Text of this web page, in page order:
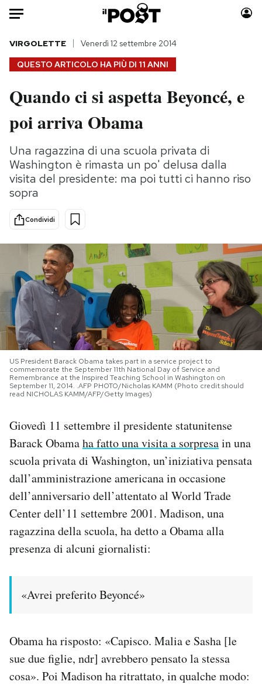
Auto
HOME
Italia
Politica
Tecnologia
Internet
Scienza
Cultura
Economia
Moda
Storie/Idee
Ok Boomer!
Media
PODCAST
NEWSLETTER
I MIEI PREFERITI
CALENDARIO
AREA PERSONALE
Area Personale
Newsletter
Notifiche mobile
Regala il Post
QUESTO ARTICOLO HA PIÙ DI 11 ANNI
VIRGOLETTE Venerdì 12 settembre 2014
Quando ci si aspetta Beyoncé, e
poi arriva Obama
Una ragazzina di una scuola privata di
Washington è rimasta un po' delusa dalla
visita del presidente: ma poi tutti ci hanno riso
sopra
Condividi
US President Barack Obama takes part in a service project to
commemorate the September 11th National Day of Service and
Remembrance at the Inspired Teaching School in Washington on
September 11, 2014. .AFP PHOTO/Nicholas KAMM (Photo credit should
read NICHOLAS KAMM/AFP/Getty Images)
Giovedì 11 settembre il presidente statunitense
Barack Obamaha fatto una visita a sorpresain una
scuola privata di Washington, un’iniziativa pensata
dall’amministrazione americana in occasione
dell’anniversario dell’attentato al World Trade
Center dell’11 settembre 2001. Madison, una
ragazzina della scuola, ha detto a Obama alla
presenza di alcuni giornalisti:
«Avrei preferito Beyoncé»
Obama ha risposto: «Capisco. Malia e Sasha [le
sue due figlie, ndr] avrebbero pensato la stessa
cosa». Poi Madison ha ritrattato, in qualche modo: